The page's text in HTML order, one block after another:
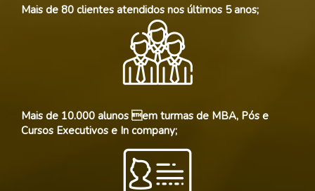
Mais de 80 clientes atendidos nos últimos 5 anos;
Mais de 10.000 alunos em turmas de MBA, Pós e
Cursos Executivos e In company;